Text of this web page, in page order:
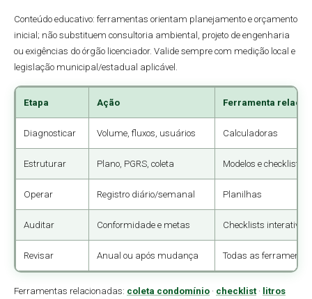
Conteúdo educativo: ferramentas orientam planejamento e orçamento
inicial; não substituem consultoria ambiental, projeto de engenharia
ou exigências do órgão licenciador. Valide sempre com medição local e
legislação municipal/estadual aplicável.
Etapa Ação Ferramenta
Diagnosticar Volume, fluxos, usuários Calculadoras
Estruturar Plano, PGRS, coleta Modelos e checklists
Operar Registro diário/semanal Planilhas
Auditar Conformidade e metas Checklists interativos
Revisar Anual ou após mudança Todas as
Ferramentas relacionadas: coleta condomínio · checklist · litros